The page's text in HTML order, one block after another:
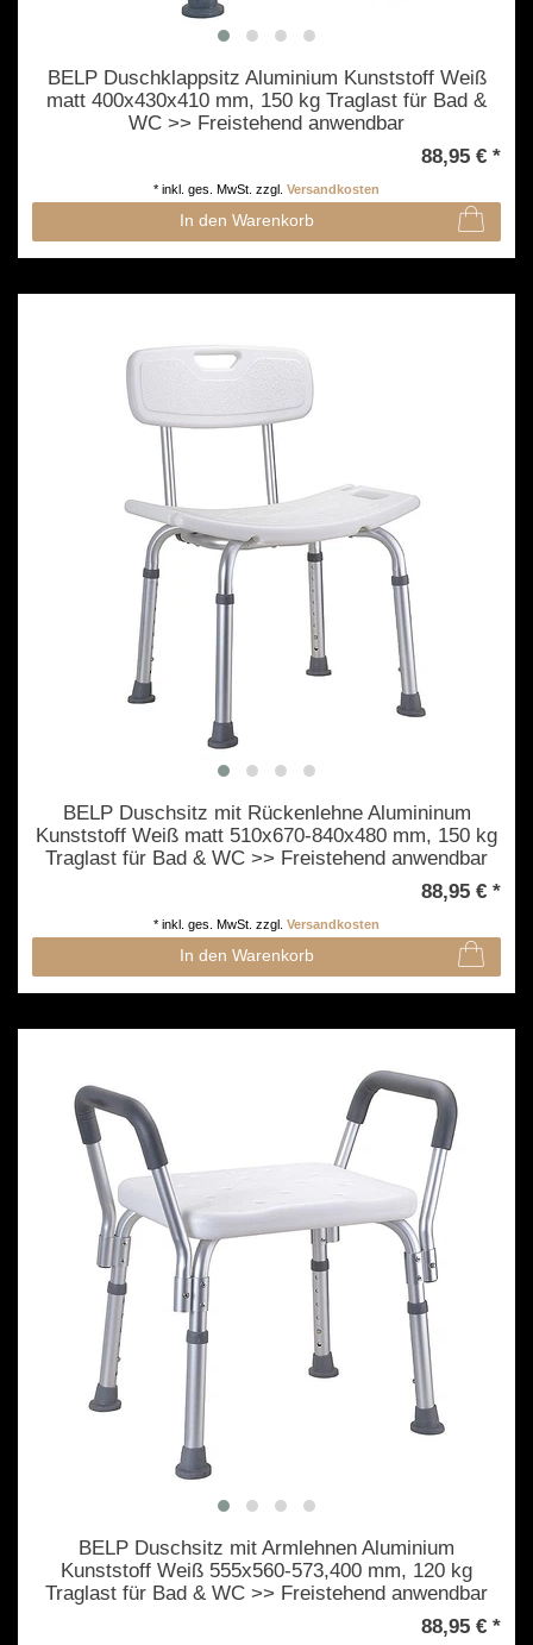
BELP Duschklappsitz Aluminium Kunststoff Weiß
matt 400x430x410 mm, 150 kg Traglast für Bad &
WC >> Freistehend anwendbar
88,95 € *
In den Warenkorb
* inkl. ges. MwSt. zzgl. Versandkosten
BELP Duschsitz mit Rückenlehne Alumininum
Kunststoff Weiß matt 510x670-840x480 mm, 150 kg
Traglast für Bad & WC >> Freistehend anwendbar
88,95 € *
In den Warenkorb
* inkl. ges. MwSt. zzgl. Versandkosten
BELP Duschsitz mit Armlehnen Aluminium
Kunststoff Weiß 555x560-573,400 mm, 120 kg
Traglast für Bad & WC >> Freistehend anwendbar
88,95 € *